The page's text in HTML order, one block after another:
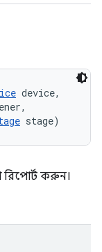
device,
stage)
রিপোর্ট করুন।